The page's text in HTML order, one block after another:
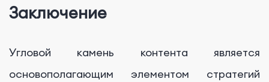
Заключение
Угловой камень контента является
основополагающим элементом стратегий